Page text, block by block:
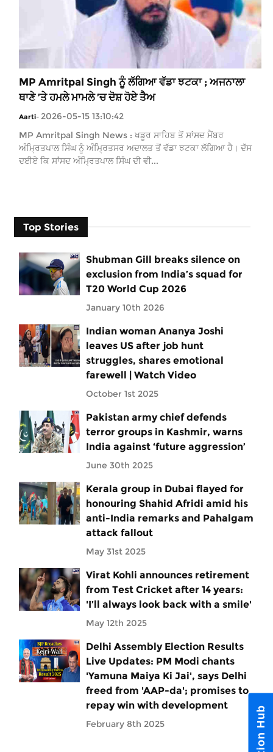
MP Amritpal Singh ਨੂੰ ਲੱਗਿਆ ਵੱਡਾ ਝਟਕਾ ; ਅਜਨਾਲਾ
ਥਾਣੇ ’ਤੇ ਹਮਲੇ ਮਾਮਲੇ ’ਚ ਦੋਸ਼ ਹੋਏ ਤੈਅ
Aarti- 2026-05-15 13:10:42
MP Amritpal Singh News : ਖਡੂਰ ਸਾਹਿਬ ਤੋਂ ਸਾਂਸਦ ਮੈਂਬਰ
ਅੰਮ੍ਰਿਤਪਾਲ ਸਿੰਘ ਨੂੰ ਅੰਮ੍ਰਿਤਸਰ ਅਦਾਲਤ ਤੋਂ ਵੱਡਾ ਝਟਕਾ ਲੱਗਿਆ ਹੈ। ਦੱਸ
ਦਈਏ ਕਿ ਸਾਂਸਦ ਅੰਮ੍ਰਿਤਪਾਲ ਸਿੰਘ ਦੀ ਵੀ...
Top Stories
Shubman Gill breaks silence on
exclusion from India’s squad for
T20 World Cup 2026
January 10th 2026
Indian woman Ananya Joshi
leaves US after job hunt
struggles, shares emotional
farewell | Watch Video
October 1st 2025
Pakistan army chief defends
terror groups in Kashmir, warns
India against ‘future aggression’
June 30th 2025
Kerala group in Dubai flayed for
honouring Shahid Afridi amid his
anti-India remarks and Pahalgam
attack fallout
May 31st 2025
Virat Kohli announces retirement
from Test Cricket after 14 years:
'I’ll always look back with a smile'
May 12th 2025
Delhi Assembly Election Results
Live Updates: PM Modi chants
'Yamuna Maiya Ki Jai', says Delhi
freed from 'AAP-da'; promises to
repay win with development
February 8th 2025